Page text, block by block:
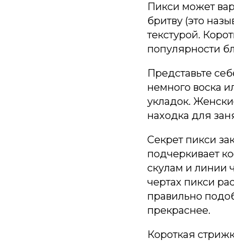
Пикси может
бритву (это
текстурой.
популярности
Представьте
немного воска
укладок.
находка для
Секрет пикси
подчеркивает
скулам и линии
чертах пикси
правильно
прекраснее.
Короткая